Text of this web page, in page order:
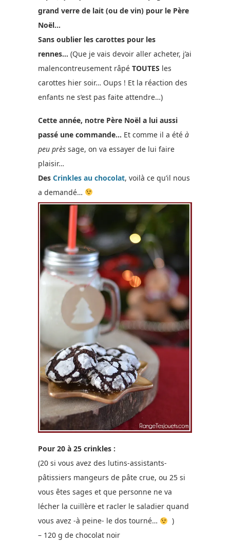
grand verre de lait (ou de vin) pour le Père
Noël…
Sans oublier les carottes pour les
rennes… (Que je vais devoir aller acheter, j’ai
malencontreusement râpé TOUTES les
carottes hier soir… Oups ! Et la réaction des
enfants ne s’est pas faite attendre…)
Cette année, notre Père Noël a lui aussi
passé une commande… Et comme il a été à
peu près sage, on va essayer de lui faire
plaisir…
Des Crinkles au chocolat, voilà ce qu’il nous
a demandé…
Pour 20 à 25 crinkles :
(20 si vous avez des lutins-assistants-
pâtissiers mangeurs de pâte crue, ou 25 si
vous êtes sages et que personne ne va
lécher la cuillère et racler le saladier quand
vous avez -à peine- le dos tourné…
)
– 120 g de chocolat noir